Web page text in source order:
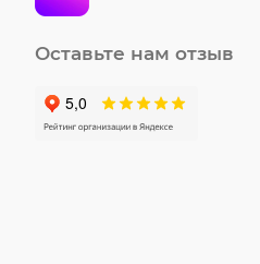
Оставьте нам отзыв